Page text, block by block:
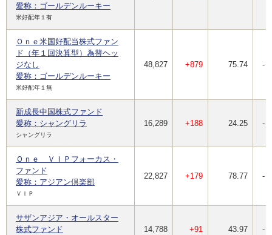
愛称：ゴールデンルーキー
米好配年１有
Ｏｎｅ米国好配当株式ファン
ド（年１回決算型）為替ヘッ
ジなし
愛称：ゴールデンルーキー
米好配年１無
48,827 +879 75.74 -
新成長中国株式ファンド
愛称：シャングリラ
シャングリラ
16,289 +188 24.25 -
Ｏｎｅ ＶＩＰフォーカス・
ファンド
愛称：アジアン倶楽部
ＶＩＰ
22,827 +179 78.77 -
サザンアジア・オールスター
株式ファンド
14,788 +91 43.97 -